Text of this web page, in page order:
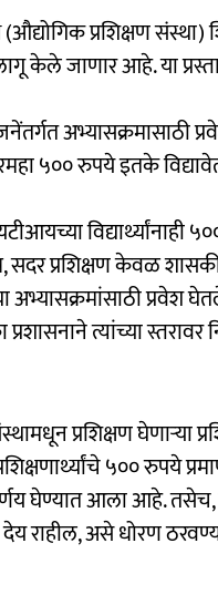
प्रशिक्षण संस्था)
केले जाणार आहे. या
अभ्यासक्रमासाठी
५०० रुपये इतके
विद्यार्थ्यांनाही
सदर प्रशिक्षण केवळ
अभ्यासक्रमांसाठी प्रवेश
त्यांच्या स्तरावर
प्रशिक्षण घेणाऱ्या
५०० रुपये
घेण्यात आला आहे.
देय राहील, असे धोरण